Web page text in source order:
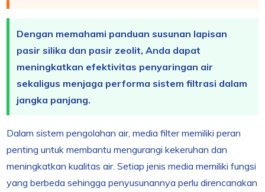
Dengan memahami panduan susunan lapisan
pasir silika dan pasir zeolit, Anda dapat
meningkatkan efektivitas penyaringan air
sekaligus menjaga performa sistem filtrasi dalam
jangka panjang.
Dalam sistem pengolahan air, media filter memiliki peran
penting untuk membantu mengurangi kekeruhan dan
meningkatkan kualitas air. Setiap jenis media memiliki fungsi
yang berbeda sehingga penyusunannya perlu direncanakan